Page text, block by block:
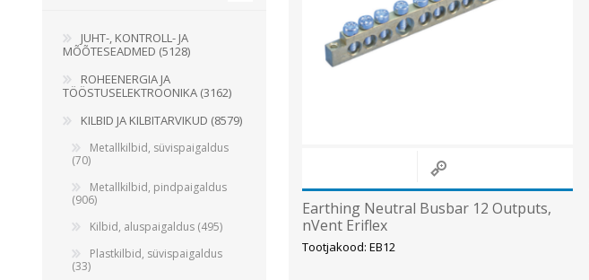
Vaata kõiki
Earthing Neutral Busbar 12 Outputs,
nVent Eriflex
Tootjakood: EB12
JUHT-, KONTROLL- JA
MÕÕTESEADMED (5128)
ROHEENERGIA JA
TÖÖSTUSELEKTROONIKA (3162)
KILBID JA KILBITARVIKUD (8579)
Metallkilbid, süvispaigaldus
(70)
Metallkilbid, pindpaigaldus
(906)
Kilbid, aluspaigaldus (495)
Plastkilbid, süvispaigaldus
(33)